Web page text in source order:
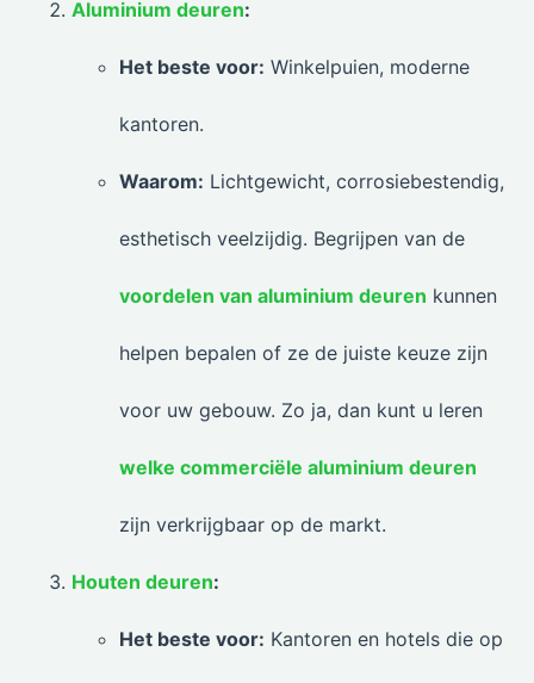
Aluminium deuren:
Het beste voor: Winkelpuien, moderne
kantoren.
Waarom: Lichtgewicht, corrosiebestendig,
esthetisch veelzijdig. Begrijpen van de
voordelen van aluminium deuren kunnen
helpen bepalen of ze de juiste keuze zijn
voor uw gebouw. Zo ja, dan kunt u leren
welke commerciële aluminium deuren
zijn verkrijgbaar op de markt.
Houten deuren:
Het beste voor: Kantoren en hotels die op